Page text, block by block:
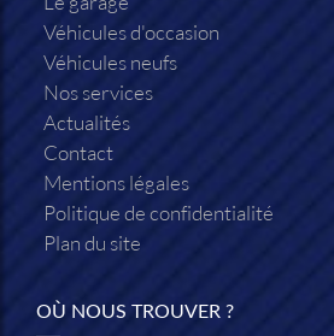
Véhicules d'occasion
Véhicules neufs
Nos services
Actualités
Contact
Mentions légales
Politique de confidentialité
Plan du site
OÙ NOUS TROUVER ?